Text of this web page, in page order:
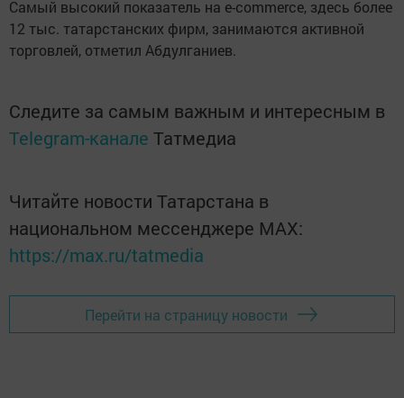
Самый высокий показатель на e-commerce, здесь более
12 тыс. татарстанских фирм, занимаются активной
торговлей, отметил Абдулганиев.
Следите за самым важным и интересным в
Telegram-канале Татмедиа
Читайте новости Татарстана в
национальном мессенджере MАХ:
https://max.ru/tatmedia
Перейти на страницу новости